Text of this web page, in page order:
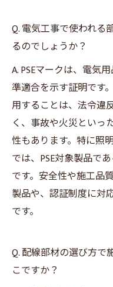
Q. 電気工事で使われる
るのでしょうか？
A. PSEマークは、電気
準適合を示す証明です
用することは、法令違
く、事故や火災といっ
性もあります。特に照
では、PSE対象製品で
です。安全性や施工品
製品や、認証制度に対
です。
Q. 配線部材の選び方
こですか？